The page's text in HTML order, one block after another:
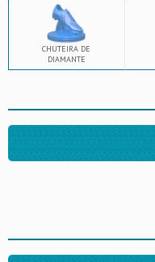
CHUTEIRA DE
DIAMANTE